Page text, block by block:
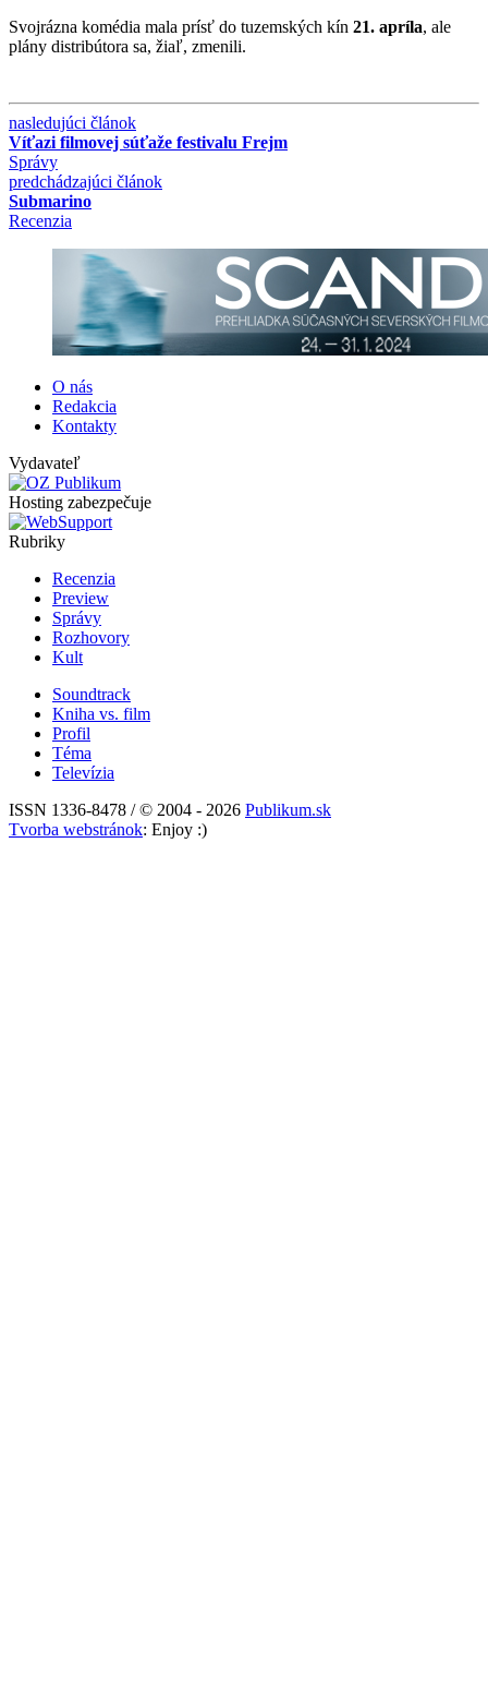
Svojrázna komédia mala prísť do tuzemských kín 21. apríla, ale
plány distribútora sa, žiaľ, zmenili.
nasledujúci článok
Víťazi filmovej súťaže festivalu Frejm
Správy
predchádzajúci článok
Submarino
Recenzia
O nás
Redakcia
Kontakty
Vydavateľ
Hosting zabezpečuje
Rubriky
Recenzia
Preview
Správy
Rozhovory
Kult
Soundtrack
Kniha vs. film
Profil
Téma
Televízia
ISSN 1336-8478 / © 2004 - 2026 Publikum.sk
Tvorba webstránok: Enjoy :)